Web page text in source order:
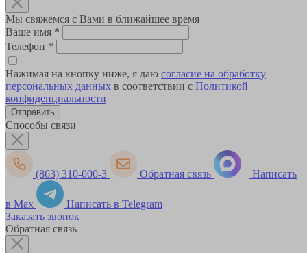
Мы свяжемся с Вами в ближайшее время
Ваше имя *
Телефон *
Нажимая на кнопку ниже, я даю согласие на обработку
персональных данных в соответствии с Политикой
конфиденциальности
Способы связи
(863) 310-000-3 Обратная связь Написать
в Max
Написать в Telegram
Заказать звонок
Обратная связь